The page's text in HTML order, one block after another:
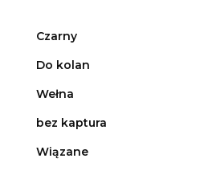
Czarny
Do kolan
Wełna
bez kaptura
Wiązane